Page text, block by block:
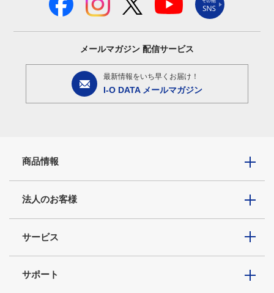
メールマガジン 配信サービス
最新情報をいち早くお届け！
I-O DATA メールマガジン
商品情報
法人のお客様
サービス
サポート